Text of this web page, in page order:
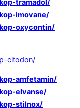
tramadol/
imovane/
oxycontin/
citodon/
amfetamin/
elvanse/
stilnox/